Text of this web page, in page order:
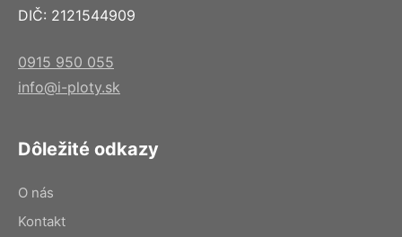
DIČ: 2121544909
0915 950 055
info@i-ploty.sk
Dôležité odkazy
O nás
Kontakt